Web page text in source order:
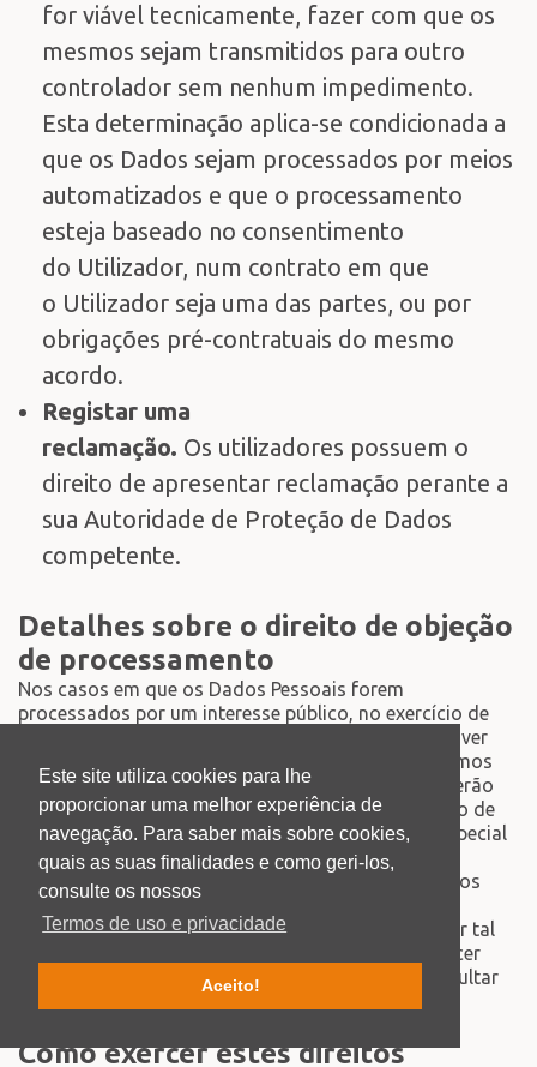
Este site utiliza cookies para lhe
proporcionar uma melhor experiência de
navegação. Para saber mais sobre cookies,
quais as suas finalidades e como geri-los,
consulte os nossos
Termos de uso e privacidade
Aceito!
for viável tecnicamente, fazer com que os
mesmos sejam transmitidos para outro
controlador sem nenhum impedimento.
Esta determinação aplica-se condicionada a
que os Dados sejam processados por meios
automatizados e que o processamento
esteja baseado no consentimento
do Utilizador, num contrato em que
o Utilizador seja uma das partes, ou por
obrigações pré-contratuais do mesmo
acordo.
Registar uma
reclamação. Os utilizadores possuem o
direito de apresentar reclamação perante a
sua Autoridade de Proteção de Dados
competente.
Detalhes sobre o direito de objeção
de processamento
Nos casos em que os Dados Pessoais forem
processados por um interesse público, no exercício de
uma autorização oficial, na qual o Proprietário estiver
investido, ou para finalidades dos interesses legítimos
perseguidos pelo Proprietário, os utilizadores poderão
objetar tal processamento através do fornecimento de
um motivo relacionado com a sua situação, em especial
para justificar a objeção.
Os utilizadores devem saber, entretanto, que caso os
seus Dados Pessoais sejam processados para
finalidades de marketing direto, eles podem objetar tal
processamento em qualquer momento, sem fornecer
nenhuma justificação. Os utilizadores podem consultar
Como exercer estes direitos